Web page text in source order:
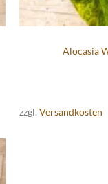
Alocasia
zzgl. Versandkosten